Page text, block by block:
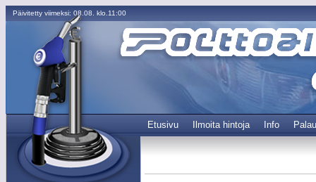
Päivitetty viimeksi: 08.08. klo.11:00
Etusivu Ilmoita hintoja Info